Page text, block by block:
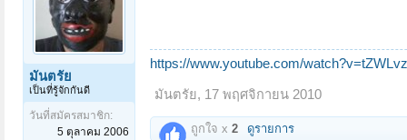
มันตรัย
เป็นที่รู้จักกันดี
วันที่สมัครสมาชิก:
5 ตุลาคม 2006
https://www.youtube.com/
มันตรัย, 17 พฤศจิกายน 2010
ถูกใจ x 2 ดูรายการ